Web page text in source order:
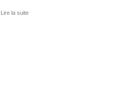
Lire la suite